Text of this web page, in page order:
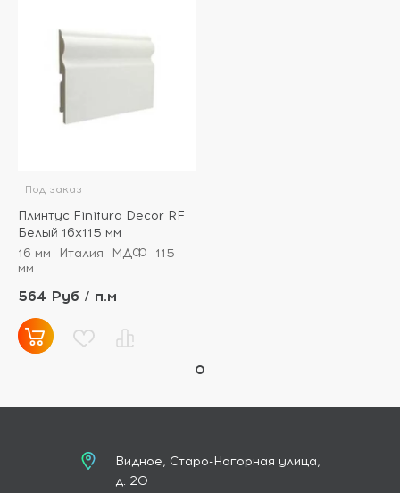
Под заказ
Плинтус Finitura Decor RF
Белый 16x115 мм
16 мм
Италия МДФ
115
мм
564 Руб / п.м
Видное, Старо-Нагорная улица,
д. 20